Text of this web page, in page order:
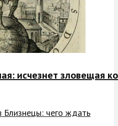
исчезнет зловещая